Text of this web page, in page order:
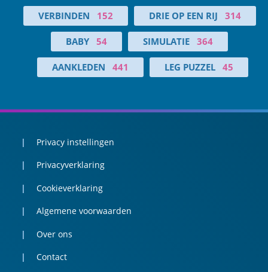
VERBINDEN 152 DRIE OP EEN RIJ 314
BABY 54 SIMULATIE 364
AANKLEDEN 441 LEG PUZZEL 45
Privacy instellingen
Privacyverklaring
Cookieverklaring
Algemene voorwaarden
Over ons
Contact